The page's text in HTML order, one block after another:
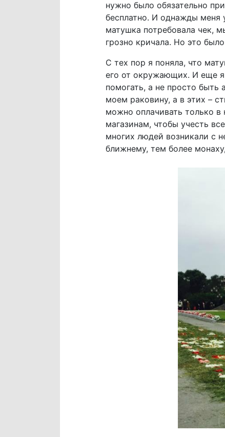
нужно было обязательно
бесплатно. И однажды меня
матушка потребовала чек,
грозно кричала. Но это
С тех пор я поняла, что
его от окружающих. И еще я
помогать, а не просто быть
моем раковину, а в этих –
можно оплачивать только в
магазинам, чтобы учесть
многих людей возникали с
ближнему, тем более